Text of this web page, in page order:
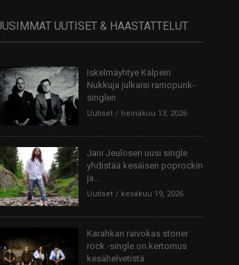
UUTISET & HAASTATTELUT
Iskelmäyhtye Kalpein
Nukkuja julkaisi ramopunk-
singlen
Uutiset heinäkuu 13, 2026
Jani Jeulosen uusi single
yhdistää kesäisen poprockin
ja...
Uutiset kesäkuu 19, 2026
Karahkan raivokas stoner
rock -single on kertomus
kesähelvetistä